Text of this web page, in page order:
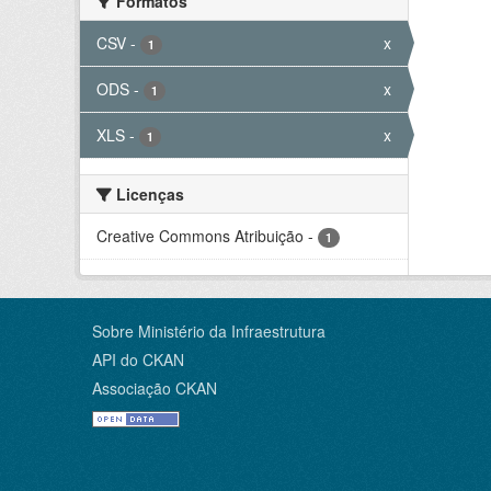
CSV - 1 x
ODS - 1 x
XLS - 1 x
Licenças
Creative Commons Atribuição - 1
Sobre Ministério da Infraestrutura
API do CKAN
Associação CKAN